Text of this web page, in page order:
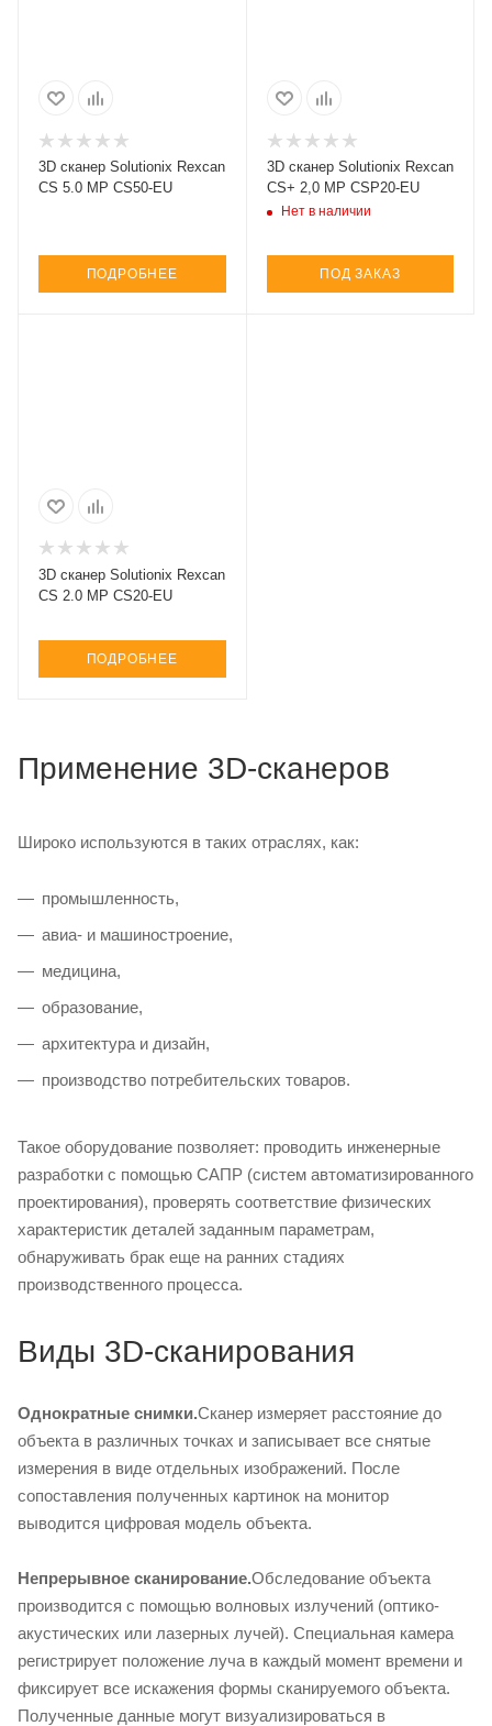
3D сканер Solutionix Rexcan
CS 5.0 MP CS50-EU
ПОДРОБНЕЕ
3D сканер Solutionix Rexcan
CS+ 2,0 MP CSP20-EU
Нет в наличии
ПОД ЗАКАЗ
3D сканер Solutionix Rexcan
CS 2.0 MP CS20-EU
ПОДРОБНЕЕ
Применение 3D-сканеров
Широко используются в таких отраслях, как:
промышленность,
авиа- и машиностроение,
медицина,
образование,
архитектура и дизайн,
производство потребительских товаров.
Такое оборудование позволяет: проводить инженерные
разработки с помощью САПР (систем автоматизированного
проектирования), проверять соответствие физических
характеристик деталей заданным параметрам,
обнаруживать брак еще на ранних стадиях
производственного процесса.
Виды 3D-сканирования
Однократные снимки.Сканер измеряет расстояние до
объекта в различных точках и записывает все снятые
измерения в виде отдельных изображений. После
сопоставления полученных картинок на монитор
выводится цифровая модель объекта.
Непрерывное сканирование.Обследование объекта
производится с помощью волновых излучений (оптико-
акустических или лазерных лучей). Специальная камера
регистрирует положение луча в каждый момент времени и
фиксирует все искажения формы сканируемого объекта.
Полученные данные могут визуализироваться в